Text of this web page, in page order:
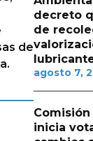
de
decreto
de
agosto 7,
Comisión
inicia